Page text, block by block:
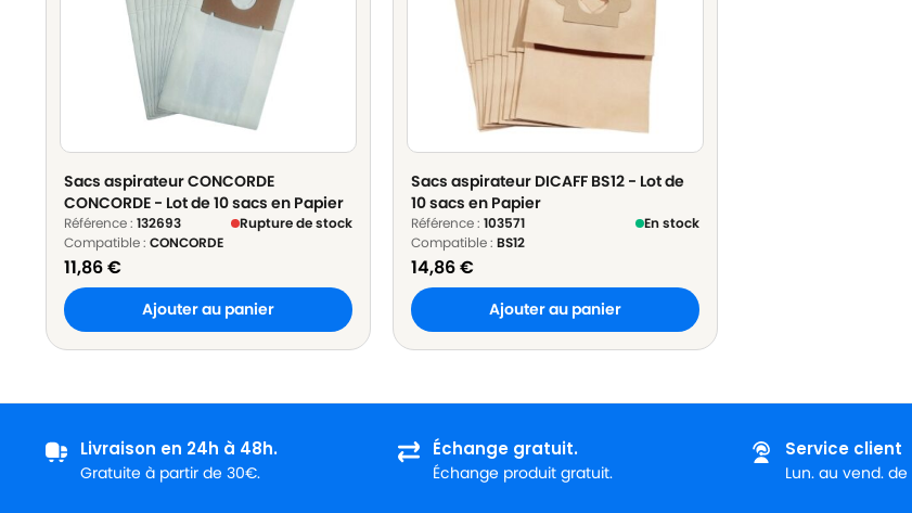
Sacs aspirateur CONCORDE
CONCORDE - Lot de 10 sacs en Papier
Référence : 132693
Rupture de stock
Compatible : CONCORDE
11,86€
Ajouter au panier
Sacs aspirateur DICAFF BS12 - Lot de
10 sacs en Papier
Référence : 103571
En stock
Compatible : BS12
14,86€
Ajouter au panier
Livraison en 24h à 48h.
Gratuite à partir de 30€.
Échange gratuit.
Échange produit gratuit.
Service client
Lun. au vend. de